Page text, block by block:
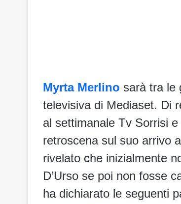
Myrta Merlino sarà tra le
televisiva di Mediaset. Di
al settimanale Tv Sorrisi
retroscena sul suo arrivo
rivelato che inizialmente
D’Urso se poi non fosse
ha dichiarato le seguenti